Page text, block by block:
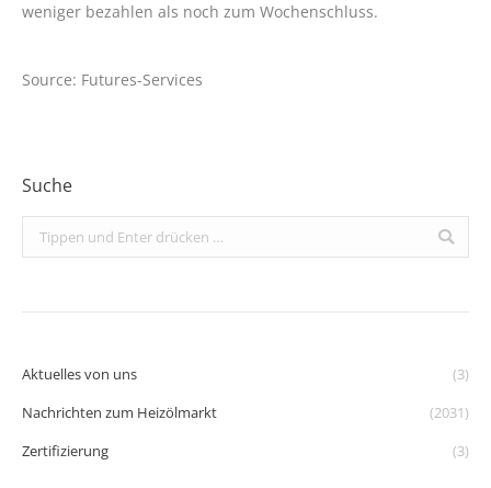
weniger bezahlen als noch zum Wochenschluss.
Source: Futures-Services
Suche
Search:
Aktuelles von uns
(3)
Nachrichten zum Heizölmarkt
(2031)
Zertifizierung
(3)